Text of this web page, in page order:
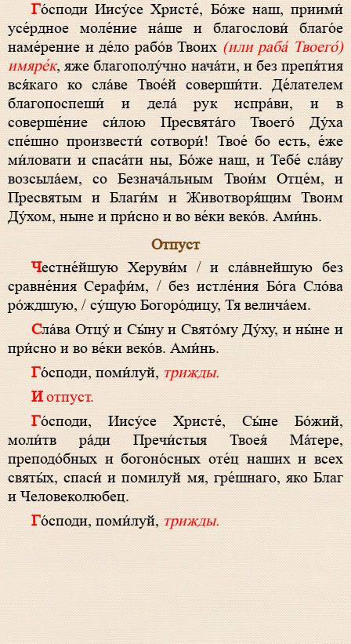
Го́споди Иису́се Христе́, Бо́же наш, приими́
усе́рдное моле́ние на́ше и благослови́ благо́е
наме́рение и де́ло рабо́в Твоих(или раба́ Твоего́)
имяре́к, яже благополу́чно нача́ти, и без препя́тия
вся́каго ко сла́ве Твое́й соверши́ти. Де́лателем
благопоспеши́ и дела́ рук испра́ви, и в
соверше́ние си́лою Пресвята́го Твоего́ Ду́ха
спе́шно произвести́ сотвори́! Твое́ бо есть, е́же
ми́ловати и спаса́ти ны, Бо́же наш, и Тебе́ сла́ву
возсыла́ем, со Безнача́льным Твои́м Отце́м, и
Пресвятым и Благи́м и Животворя́щим Твоим
Ду́хом, ныне и при́сно и во ве́ки веко́в. Ами́нь.
Отпуст
Честне́йшую Херуви́м / и сла́внейшую без
сравне́ния Серафи́м, / без истле́ния Бо́га Сло́ва
ро́ждшую, / су́щую Богоро́дицу, Тя велича́ем.
Сла́ва Отцу́ и Сы́ну и Свято́му Ду́ху, и ны́не и
при́сно и во ве́ки веко́в. Ами́нь.
Го́споди, поми́луй,трижды.
И отпуст.
Го́споди, Иису́се Христе́, Сы́не Бо́жий,
моли́тв ра́ди Пречи́стыя Твоея́ Ма́тере,
преподо́бных и богоно́сных оте́ц наших и всех
святы́х, спаси́ и помилуй мя, гре́шнаго, яко Благ
и Человеколюбец.
Го́споди, поми́луй,трижды.